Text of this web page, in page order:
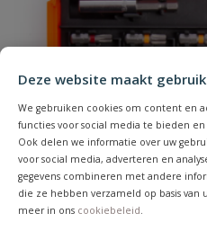
Deze website maakt
We gebruiken cookies om content en
functies voor social media te bieden
Ook delen we informatie over uw
voor social media, adverteren en
gegevens combineren met andere
die ze hebben verzameld op basis van
meer in ons cookiebeleid.
Naam
Samenvatting